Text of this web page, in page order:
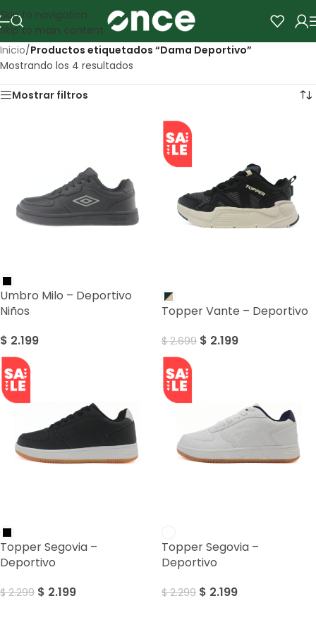
Skip to navigation
Skip to main content
Inicio/Productos etiquetados “Dama Deportivo”
Mostrando los 4 resultados
Mostrar filtros
Umbro Milo – Deportivo
Niños
$ 2.199
Topper Vante – Deportivo
$2.699 $ 2.199
Topper Segovia –
Deportivo
$2.299 $ 2.199
Topper Segovia –
Deportivo
$2.299 $ 2.199